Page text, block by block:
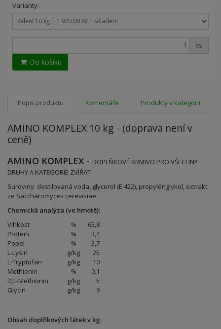
Varianty:
ks
Do košíku
Popis produktu Komentáře Produkty v kategorii
AMINO KOMPLEX 10 kg - (doprava není v
ceně)
AMINO KOMPLEX - DOPLŇKOVÉ KRMIVO PRO VŠECHNY
DRUHY A KATEGORIE ZVÍŘAT
Suroviny: destilovaná voda, glycerol (E 422), propylénglykol, extrakt
ze Saccharomyces cerevisiae.
Chemická analýza (ve hmotě):
Vlhkost
%
65,8
Protein
%
3,4
Popel
%
3,7
L-Lysin
g/kg
25
L-Tryptofan
g/kg
10
Methionin
%
0,1
D,L-Methionin
g/kg
5
Glycin
g/kg 9
Obsah doplňkových látek v kg: